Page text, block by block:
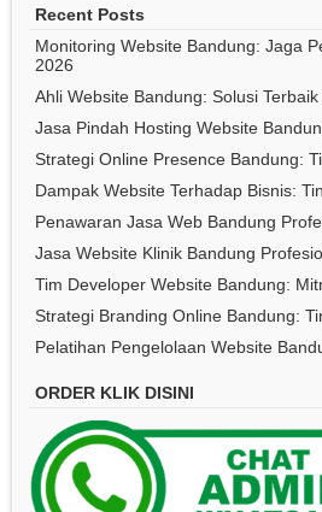
Recent Posts
Monitoring Website Bandung: Jaga
2026
Ahli Website Bandung: Solusi
Jasa Pindah Hosting Website
Strategi Online Presence Bandung:
Dampak Website Terhadap Bisnis:
Penawaran Jasa Web Bandung
Jasa Website Klinik Bandung
Tim Developer Website Bandung:
Strategi Branding Online Bandung:
Pelatihan Pengelolaan Website
ORDER KLIK DISINI